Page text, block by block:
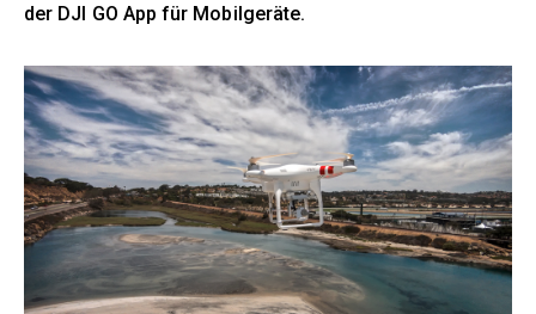
der DJI GO App für Mobilgeräte.